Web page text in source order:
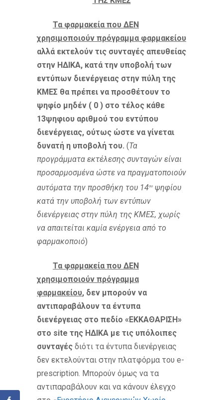
Τα φαρμακεία που ΔΕΝ
χρησιμοποιούν πρόγραμμα φαρμακείου
αλλά εκτελούν τις συνταγές απευθείας
στην ΗΔΙΚΑ, κατά την υποβολή των
εντύπων διενέργειας στην πύλη της
ΚΜΕΣ θα πρέπει να προσθέτουν το
ψηφίο μηδέν ( 0 ) στο τέλος κάθε
13ψηφιου αριθμού του εντύπου
διενέργειας, ούτως ώστε να γίνεται
δυνατή η υποβολή του. (Τα
προγράμματα εκτέλεσης συνταγών είναι
προσαρμοσμένα ώστε να πραγματοποιούν
αυτόματα την προσθήκη του 14ου ψηφίου
κατά την υποβολή των εντύπων
διενέργειας στην πύλη της ΚΜΕΣ, χωρίς
να απαιτείται καμία ενέργεια από το
φαρμακοποιό)
Τα φαρμακεία που ΔΕΝ
χρησιμοποιούν πρόγραμμα
φαρμακείου, δεν μπορούν να
αντιπαραβάλουν τα έντυπα
διενέργειας στο πεδίο «ΕΚΚΑΘΑΡΙΣΗ»
στο site της ΗΔΙΚΑ με τις υπόλοιπες
συνταγές διότι τα έντυπα διενέργειας
δεν εκτελούνται στην πλατφόρμα του e-
prescription. Μπορούν όμως να τα
αντιπαραβάλουν και να κάνουν έλεγχο